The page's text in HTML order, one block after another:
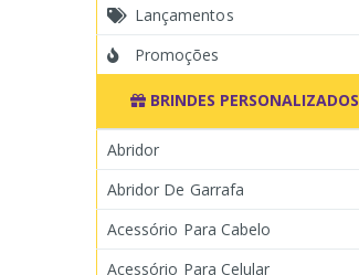
Lançamentos
Promoções
BRINDES PERSONALIZADOS
Abridor
Abridor De Garrafa
Acessório Para Cabelo
Acessório Para Celular